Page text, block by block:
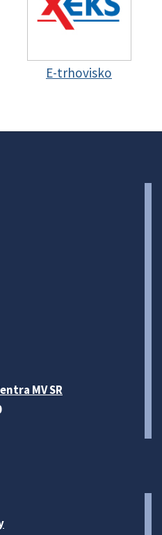
E-trhovisko
MV SR